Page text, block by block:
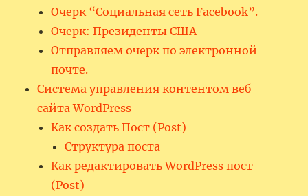
Очерк “Социальная сеть Facebook”.
Очерк: Президенты США
Отправляем очерк по электронной
почте.
Система управления контентом веб
сайта WordPress
Как создать Пост (Post)
Структура поста
Как редактировать WordPress пост
(Post)